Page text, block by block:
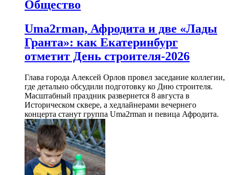
Общество
Uma2rman, Афродита и две «Лады
Гранта»: как Екатеринбург
отметит День строителя-2026
Глава города Алексей Орлов провел заседание коллегии,
где детально обсудили подготовку ко Дню строителя.
Масштабный праздник развернется 8 августа в
Историческом сквере, а хедлайнерами вечернего
концерта станут группа Uma2rman и певица Афродита.